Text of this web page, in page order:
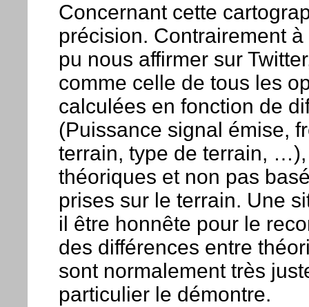
Concernant cette
précision. Contrairement
pu nous affirmer sur
comme celle de tous les
calculées en fonction de
(Puissance signal émise,
terrain, type de terrain,
théoriques et non pas
prises sur le terrain. Une
il être honnête pour le
des différences entre
sont normalement très
particulier le démontre.